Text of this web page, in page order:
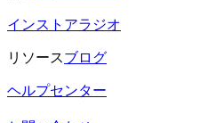
インストアラジオ
リソースブログ
ヘルプセンター